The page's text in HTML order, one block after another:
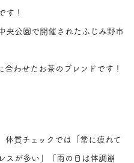
す！
央公園で開催されたふじみ野市
わせたお茶のブレンドです！
体質チェックでは「常に疲れて
スが多い」「雨の日は体調崩